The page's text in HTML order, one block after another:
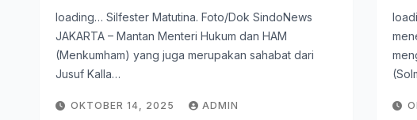
loading… Silfester Matutina. Foto/Dok SindoNews
JAKARTA – Mantan Menteri Hukum dan HAM
(Menkumham) yang juga merupakan sahabat dari
Jusuf Kalla…
OKTOBER 14, 2025 ADMIN